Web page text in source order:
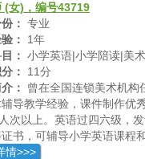
(女)，编号43719
： 专业
：
1年
： 小学英语|小学陪读|美
：
11分
：
曾在全国连锁美术机构
辅导教学经验，课件制作优
次以上。英语过四六级，
书，可辅导小学英语课程
家教经验，但是相信与一对
情>>>